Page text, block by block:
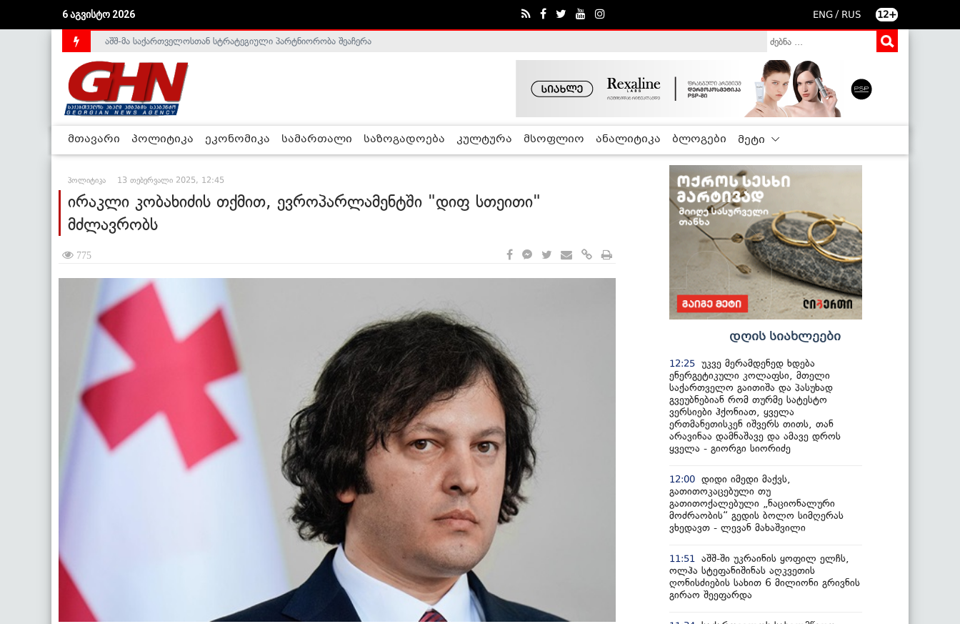
6 აგვისტო 2026 ENG / RUS 12+
საქართველოს დე-ფაქტო მთავრობა არალეგიტიმურია - ჰელსინკის კომისია
აშშ-მა საქართველოსთან სტრატეგიული პარტნიორობა შეაჩერა
მთავარი პოლიტიკა ეკონომიკა სამართალი საზოგადოება კულტურა მსოფლიო ანალიტიკა ბლოგები მეტი
პოლიტიკა 13 თებერვალი 2025, 12:45
ირაკლი კობახიძის თქმით, ევროპარლამენტში "დიფ სთეითი"
მძლავრობს
775
დღის სიახლეები
12:25 უკვე მერამდენედ ხდება
ენერგეტიკული კოლაფსი, მთელი
საქართველო გაითიშა და პასუხად
გვეუბნებიან რომ თურმე სატესტო
ვერსიები ჰქონიათ, ყველა
ერთმანეთისკენ იშვერს თითს, თან
არავინაა დამნაშავე და ამავე დროს
ყველა - გიორგი სიორიძე
12:00 დიდი იმედი მაქვს,
გათითოკაცებული თუ
გათითოქალებული „ნაციონალური
მოძრაობის“ გედის ბოლო სიმღერას
ვხედავთ - ლევან მახაშვილი
11:51
აშშ-ში უკრაინის ყოფილ ელჩს,
ოლჰა სტეფანიშინას აღკვეთის
ღონისძიების სახით 6 მილიონი გრივნის
გირაო შეეფარდა